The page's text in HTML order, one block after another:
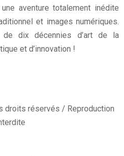
aventure totalement inédite
et images numériques.
de dix décennies d’art de la
et d’innovation !
droits réservés / Reproduction